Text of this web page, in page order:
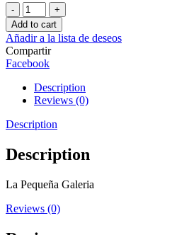
Toalla
Niño
Bosque
quantity
Add to cart
Añadir a la lista de deseos
Compartir
Facebook
Description
Reviews (0)
Description
Description
La Pequeña Galeria
Reviews (0)